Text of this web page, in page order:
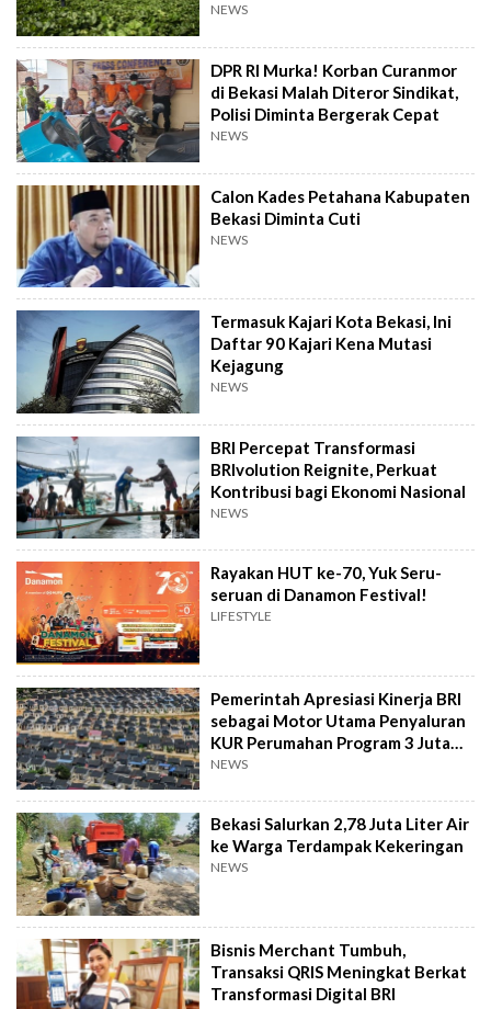
NEWS
DPR RI Murka! Korban Curanmor
di Bekasi Malah Diteror Sindikat,
Polisi Diminta Bergerak Cepat
NEWS
Calon Kades Petahana Kabupaten
Bekasi Diminta Cuti
NEWS
Termasuk Kajari Kota Bekasi, Ini
Daftar 90 Kajari Kena Mutasi
Kejagung
NEWS
BRI Percepat Transformasi
BRIvolution Reignite, Perkuat
Kontribusi bagi Ekonomi Nasional
NEWS
Rayakan HUT ke-70, Yuk Seru-
seruan di Danamon Festival!
LIFESTYLE
Pemerintah Apresiasi Kinerja BRI
sebagai Motor Utama Penyaluran
KUR Perumahan Program 3 Juta
Rumah
NEWS
Bekasi Salurkan 2,78 Juta Liter Air
ke Warga Terdampak Kekeringan
NEWS
Bisnis Merchant Tumbuh,
Transaksi QRIS Meningkat Berkat
Transformasi Digital BRI